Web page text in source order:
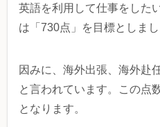
英語を利用して仕事をした
は「730点」を目標としまし
因みに、海外出張、海外赴
と言われています。この点
となります。